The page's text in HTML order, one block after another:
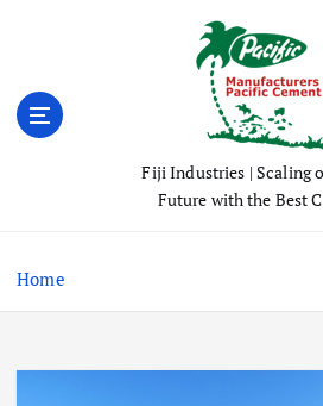
n
Fiji Industries | Scaling
Future with the Best
Home